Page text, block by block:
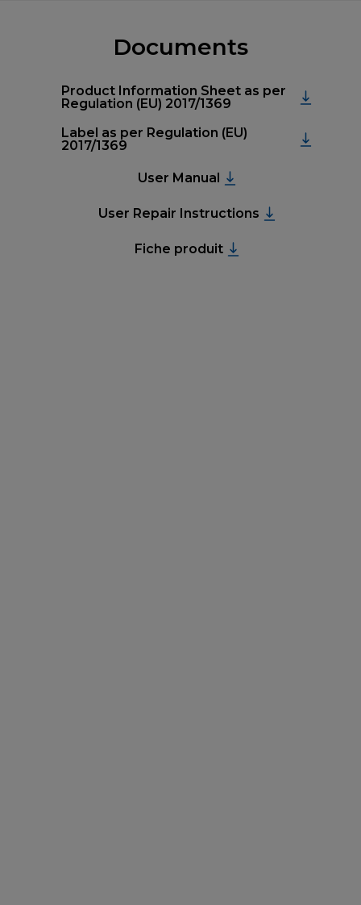
Documents
Product Information Sheet as per
Regulation (EU) 2017/1369
Label as per Regulation (EU)
2017/1369
User Manual
User Repair Instructions
Fiche produit